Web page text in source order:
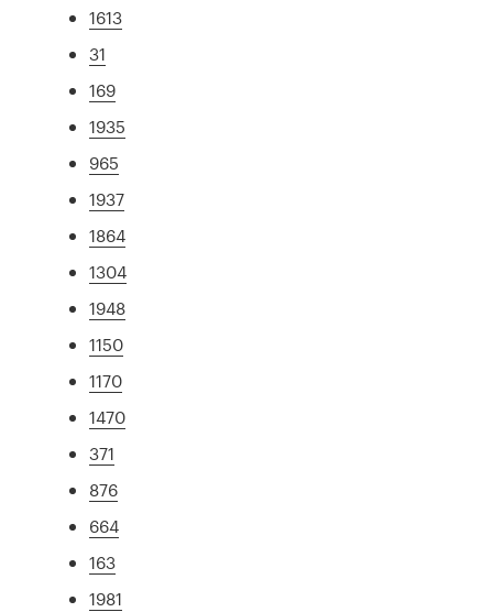
1613
31
169
1935
965
1937
1864
1304
1948
1150
1170
1470
371
876
664
163
1981